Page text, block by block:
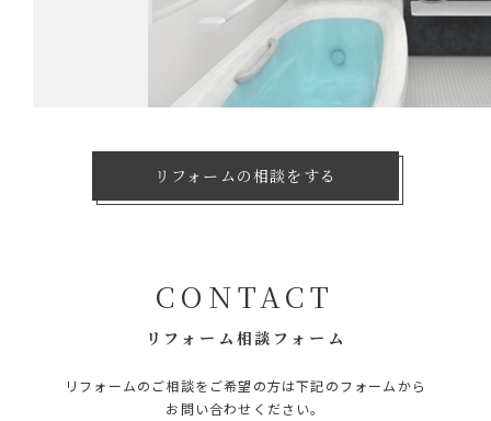
リフォームの相談をする
CONTACT
リフォーム相談フォーム
リフォームのご相談をご希望の⽅は下記のフォームから
お問い合わせください。